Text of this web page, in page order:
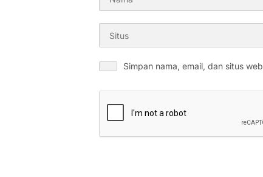
Simpan nama, email, dan situs